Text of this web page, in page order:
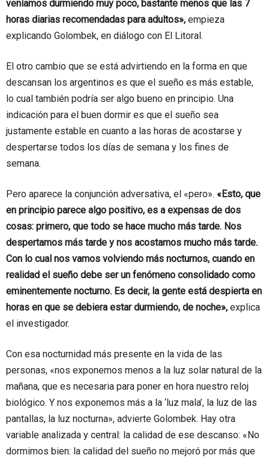
veníamos durmiendo muy poco, bastante menos que las 7
horas diarias recomendadas para adultos», empieza
explicando Golombek, en diálogo con El Litoral.
El otro cambio que se está advirtiendo en la forma en que
descansan los argentinos es que el sueño es más estable,
lo cual también podría ser algo bueno en principio. Una
indicación para el buen dormir es que el sueño sea
justamente estable en cuanto a las horas de acostarse y
despertarse todos los días de semana y los fines de
semana.
Pero aparece la conjunción adversativa, el «pero». «Esto, que
en principio parece algo positivo, es a expensas de dos
cosas: primero, que todo se hace mucho más tarde. Nos
despertamos más tarde y nos acostamos mucho más tarde.
Con lo cual nos vamos volviendo más nocturnos, cuando en
realidad el sueño debe ser un fenómeno consolidado como
eminentemente nocturno. Es decir, la gente está despierta en
horas en que se debiera estar durmiendo, de noche», explica
el investigador.
Con esa nocturnidad más presente en la vida de las
personas, «nos exponemos menos a la luz solar natural de la
mañana, que es necesaria para poner en hora nuestro reloj
biológico. Y nos exponemos más a la ‘luz mala’, la luz de las
pantallas, la luz nocturna», advierte Golombek. Hay otra
variable analizada y central: la calidad de ese descanso: «No
dormimos bien: la calidad del sueño no mejoró por más que